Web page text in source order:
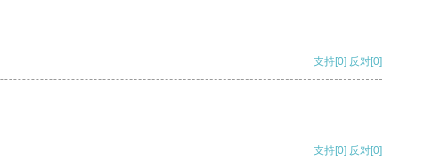
支持[0] 反对[0]
支持[0] 反对[0]